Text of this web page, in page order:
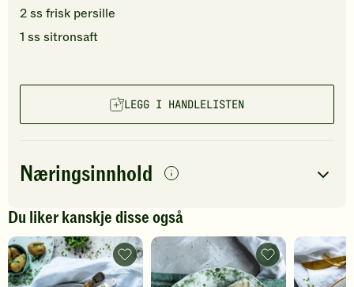
2ss frisk persille
1 ss sitronsaft
LEGG I HANDLELISTEN
Næringsinnhold
per porsjon
Navn på
næringsstoffetantall
Energi 601kcal
Fett
64g
Du liker kanskje disse også
Kokt
laks
med
Kokt
kveite
-